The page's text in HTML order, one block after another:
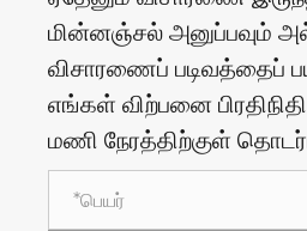
மின்னஞ்சல் அனுப்பவும்
விசாரணைப் படிவத்தைப்
எங்கள் விற்பனை
மணி நேரத்திற்குள்